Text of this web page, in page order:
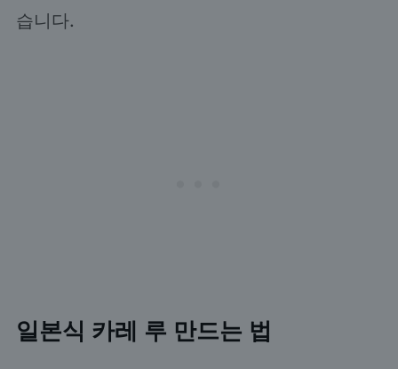
습니다.
일본식 카레 루 만드는 법